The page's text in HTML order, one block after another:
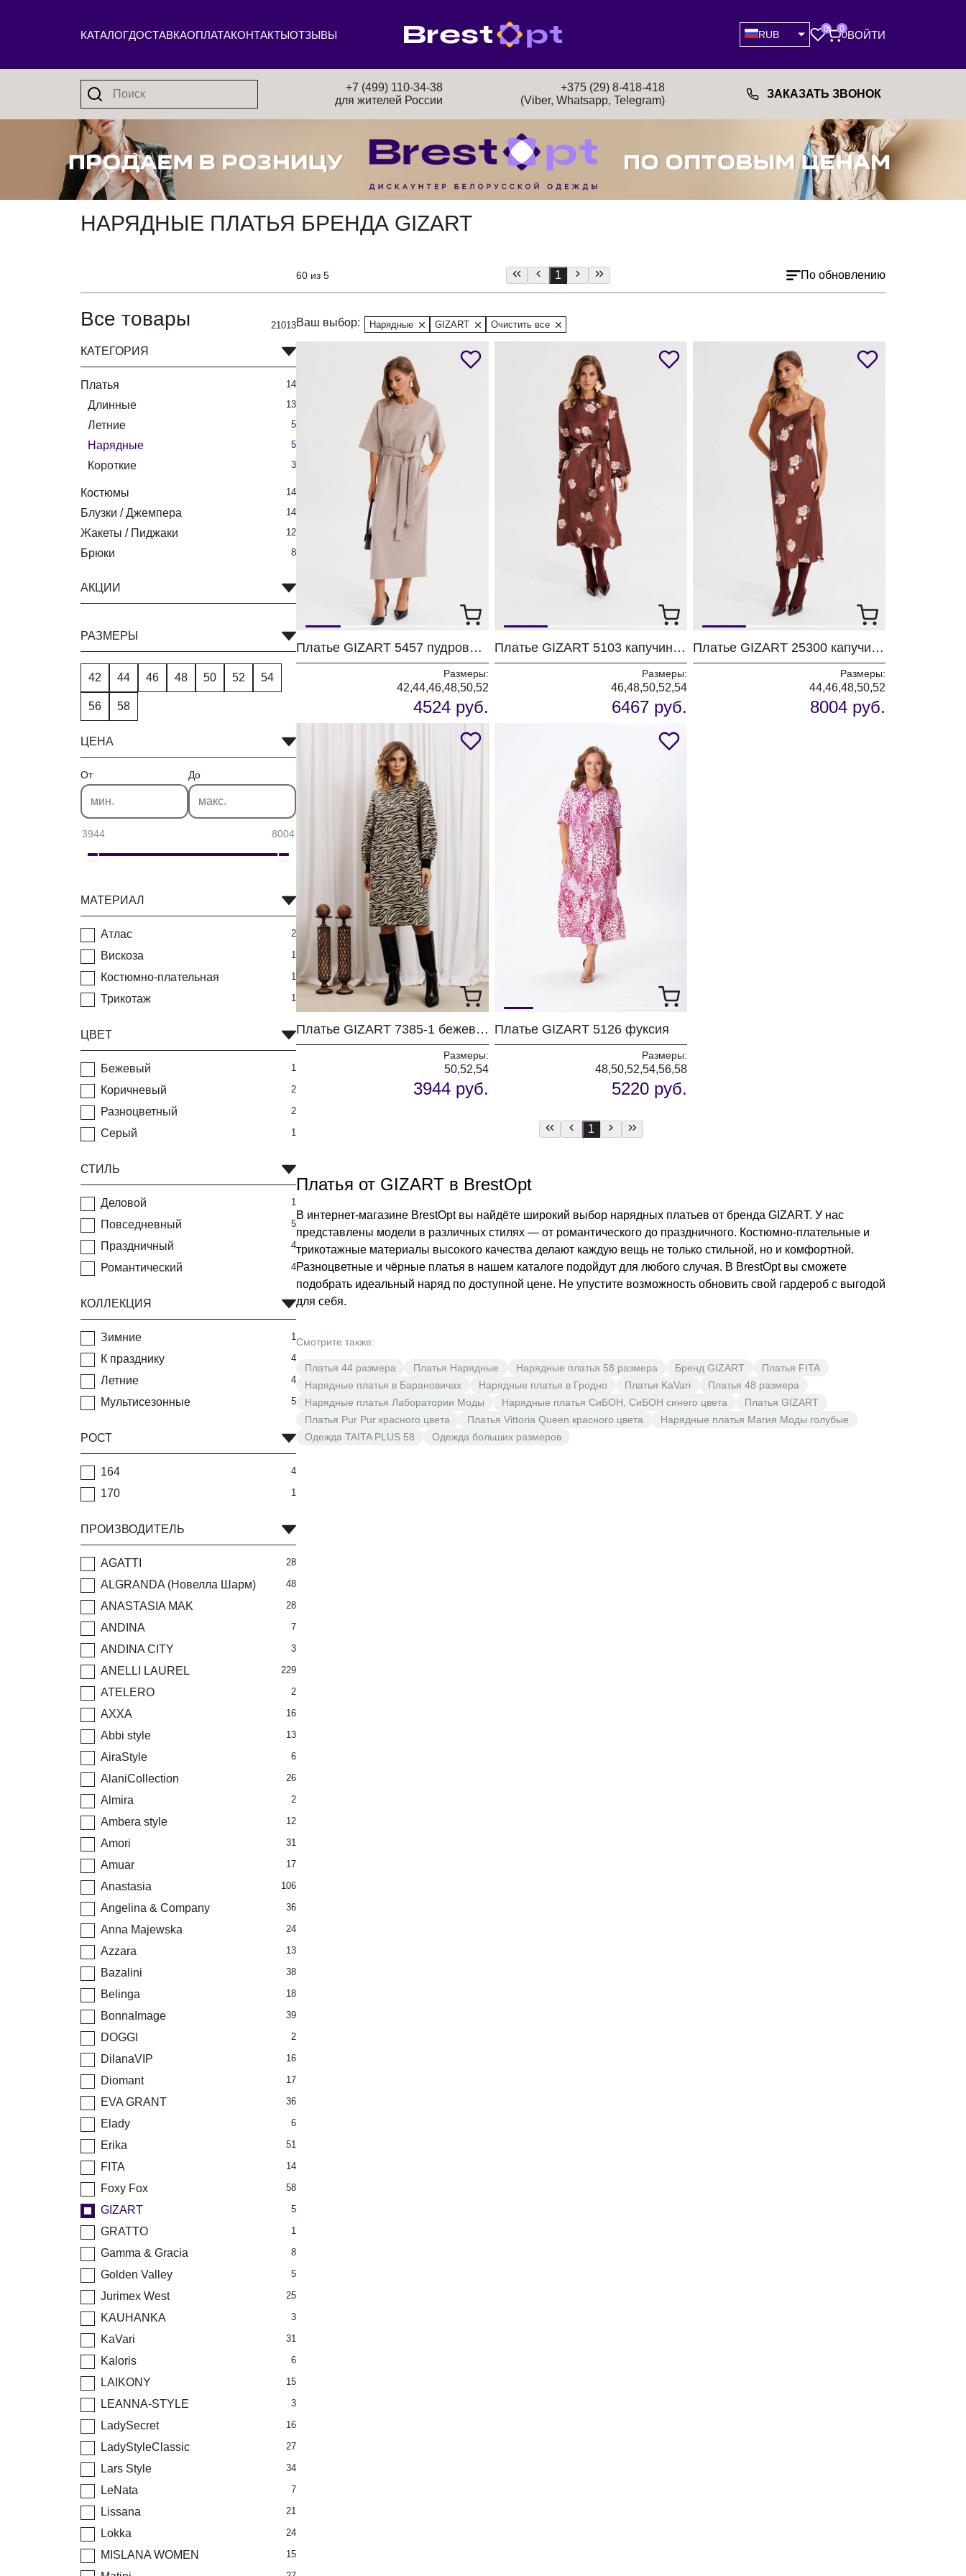
КАТАЛОГДОСТАВКАОПЛАТАКОНТАКТЫОТЗЫВЫ RUB
0 0
0ВОЙТИ
+7 (499) 110-34-38
для жителей России
+375 (29) 8-418-418
(Viber, Whatsapp, Telegram)
ЗАКАЗАТЬ ЗВОНОК
НАРЯДНЫЕ ПЛАТЬЯ БРЕНДА GIZART
60 из 5 По обновлению
1
Все товары 21013
КАТЕГОРИЯ
Платья 14
Длинные 13
Летние 5
Нарядные 5
Короткие 3
Костюмы 14
Блузки / Джемпера 14
Жакеты / Пиджаки 12
Брюки 8
АКЦИИ
РАЗМЕРЫ
42 44 46 48 50 52 54
56 58
ЦЕНА
От До
3944 8004
МАТЕРИАЛ
Атлас 2
Вискоза 1
Костюмно-плательная 1
Трикотаж 1
ЦВЕТ
Бежевый 1
Коричневый 2
Разноцветный 2
Серый 1
СТИЛЬ
Деловой 1
Повседневный 5
Праздничный 4
Романтический 4
КОЛЛЕКЦИЯ
Зимние 1
К празднику 4
Летние 4
Мультисезонные 5
РОСТ
164 4
170 1
ПРОИЗВОДИТЕЛЬ
AGATTI 28
ALGRANDA (Новелла Шарм) 48
ANASTASIA MAK 28
ANDINA 7
ANDINA CITY 3
ANELLI LAUREL 229
ATELERO 2
AXXA 16
Abbi style 13
AiraStyle 6
AlaniCollection 26
Almira 2
Ambera style 12
Amori 31
Amuar 17
Anastasia 106
Angelina & Company 36
Anna Majewska 24
Azzara 13
Bazalini 38
Belinga 18
BonnaImage 39
DOGGI 2
DilanaVIP 16
Diomant 17
EVA GRANT 36
Elady 6
Erika 51
FITA 14
Foxy Fox 58
GIZART 5
GRATTO 1
Gamma & Gracia 8
Golden Valley 5
Jurimex West 25
KAUHANKA 3
KaVari 31
Kaloris 6
LAIKONY 15
LEANNA-STYLE 3
LadySecret 16
LadyStyleClassic 27
Lars Style 34
LeNata 7
Lissana 21
Lokka 24
MISLANA WOMEN 15
Ваш выбор: Нарядные GIZART Очистить все
Платье GIZART 5457 пудрово-серый
Размеры:
42,44,46,48,50,52
4524 руб.
Платье GIZART 5103 капучино + принт цветы
Размеры:
46,48,50,52,54
6467 руб.
Платье GIZART 25300 капучино + принт цветы
Размеры:
44,46,48,50,52
8004 руб.
Платье GIZART 7385-1 бежево-черный тигр
Размеры:
50,52,54
3944 руб.
Платье GIZART 5126 фуксия
Размеры:
48,50,52,54,56,58
5220 руб.
1
Платья от GIZART в BrestOpt
В интернет-магазине BrestOpt вы найдёте широкий выбор нарядных платьев от бренда GIZART. У нас
представлены модели в различных стилях — от романтического до праздничного. Костюмно-плательные и
трикотажные материалы высокого качества делают каждую вещь не только стильной, но и комфортной.
Разноцветные и чёрные платья в нашем каталоге подойдут для любого случая. В BrestOpt вы сможете
подобрать идеальный наряд по доступной цене. Не упустите возможность обновить свой гардероб с выгодой
для себя.
Смотрите также:
Платья 44 размера Платья Нарядные Нарядные платья 58 размера Бренд GIZART
Платья FITA
Нарядные платья в Барановичах
Нарядные платья в Гродно Платья KaVari
Платья 48 размера
Нарядные платья Лаборатории Моды
Нарядные платья СиБОН, СиБОН синего цвета
Платья GIZART
Платья Pur Pur красного цвета
Платья Vittoria Queen красного цвета
Нарядные платья Магия Моды голубые
Одежда TAITA PLUS 58
Одежда больших размеров